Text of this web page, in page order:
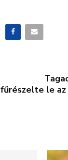
fűrészelte le